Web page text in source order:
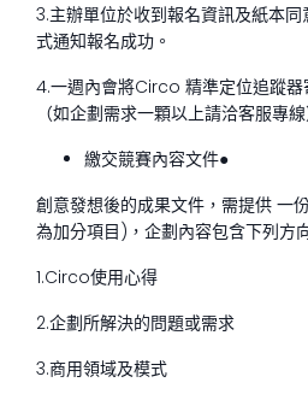
3.主辦單位於收到報名資訊及紙本
式通知報名成功。
4.一週內會將Circo 精準定位追蹤器
（如企劃需求一顆以上請洽客服專線
繳交競賽內容文件●
創意發想後的成果文件，需提供 一
為加分項目)，企劃內容包含下列方
1.Circo使用心得
2.企劃所解決的問題或需求
3.商用領域及模式